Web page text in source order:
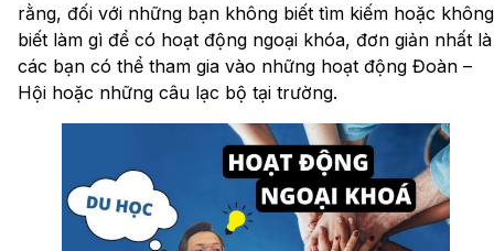
rằng, đối với những bạn không biết tìm kiếm hoặc không
biết làm gì để có hoạt động ngoại khóa, đơn giản nhất là
các bạn có thể tham gia vào những hoạt động Đoàn –
Hội hoặc những câu lạc bộ tại trường.